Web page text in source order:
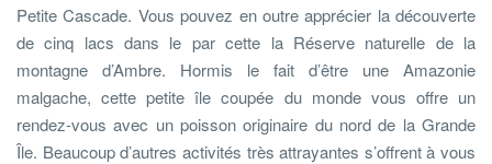
Petite Cascade. Vous pouvez en outre apprécier la découverte
de cinq lacs dans le par cette la Réserve naturelle de la
montagne d’Ambre. Hormis le fait d’être une Amazonie
malgache, cette petite île coupée du monde vous offre un
rendez-vous avec un poisson originaire du nord de la Grande
Île. Beaucoup d’autres activités très attrayantes s’offrent à vous